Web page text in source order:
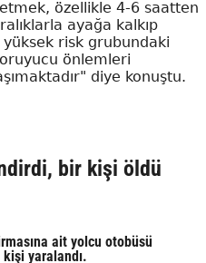
özellikle 4-6 saatten
ayağa kalkıp
risk grubundaki
önlemleri
diye konuştu.
bir kişi öldü
ait yolcu otobüsü
yaralandı.